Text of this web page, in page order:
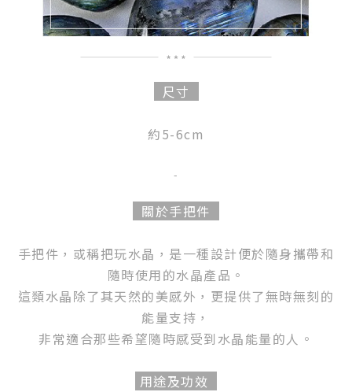
尺寸
約5-6cm
-
關於手把件
手把件，或稱把玩水晶，是一種設計便於隨身攜帶和
隨時使用的水晶產品。
這類水晶除了其天然的美感外，更提供了無時無刻的
能量支持，
非常適合那些希望隨時感受到水晶能量的人。
用途及功效